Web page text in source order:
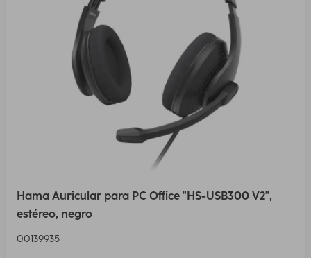
Hama Auricular para PC Office "HS-USB300 V2",
estéreo, negro
00139935